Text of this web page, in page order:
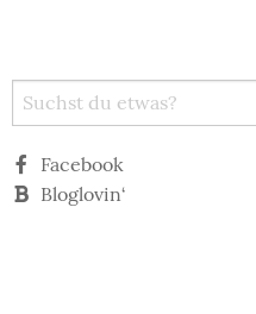
Facebook
Bloglovin‘